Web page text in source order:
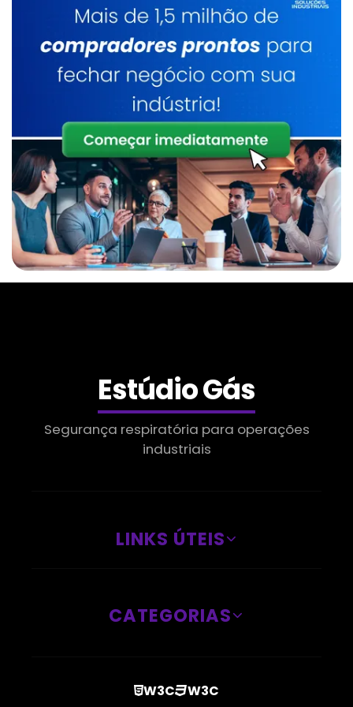
Gás Para Chopp Sp
Empresas De Gases Industriais Em Limeira
Gás Para Corte De Chapa
Distribuidor De Oxigênio Líquido Em Limeira
Gás Para Corte Laser
Gás Para Inertização
Nitrogênio Líquido Em Indaiatuba
Nitrogênio Líquido Em Limeira
Venda De Nitrogênio Gasoso Em Indaiatuba
Óxido Nítrico Medicinal Em Valinhos
Estúdio Gás
Segurança respiratória para operações
industriais
LINKS ÚTEIS
CATEGORIAS
W3C W3C